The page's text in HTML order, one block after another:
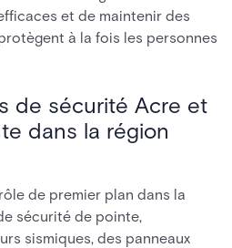
et de maintenir des
à la fois les personnes
de sécurité Acre et
dans la région
de premier plan dans la
sécurité de pointe,
sismiques, des panneaux